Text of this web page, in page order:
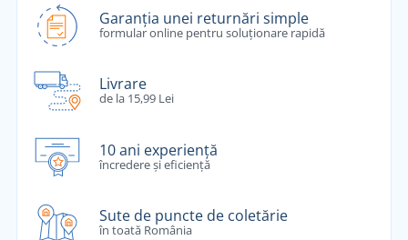
Garanția unei returnări simple
formular online pentru soluționare rapidă
Livrare
de la 15,99 Lei
10 ani experiență
încredere și eficiență
Sute de puncte de coletărie
în toată România